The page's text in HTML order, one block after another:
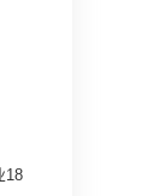
18